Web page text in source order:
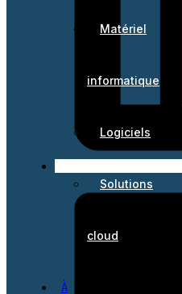
Matériel
informatique
Logiciels
Solutions
cloud
À